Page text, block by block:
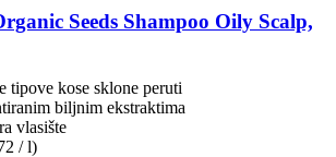
Seeds Shampoo Oily Scalp,
tipove kose sklone peruti
biljnim ekstraktima
vlasište
/ l)